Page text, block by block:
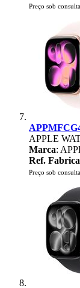
Preço sob consulta
APPLE
Marca:
Ref.
Preço sob consulta